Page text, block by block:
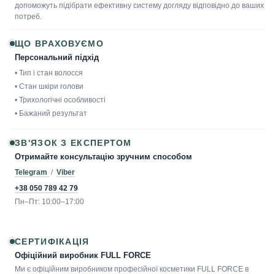
допоможуть підібрати ефективну систему догляду відповідно до ваших
потреб.
ЩО ВРАХОВУЄМО
Персональний підхід
• Тип і стан волосся
• Стан шкіри голови
• Трихологічні особливості
• Бажаний результат
ЗВ'ЯЗОК З ЕКСПЕРТОМ
Отримайте консультацію зручним способом
Telegram / Viber
+38 050 789 42 79
Пн–Пт: 10:00–17:00
СЕРТИФІКАЦІЯ
Офіційний виробник FULL FORCE
Ми є офіційним виробником професійної косметики FULL FORCE в